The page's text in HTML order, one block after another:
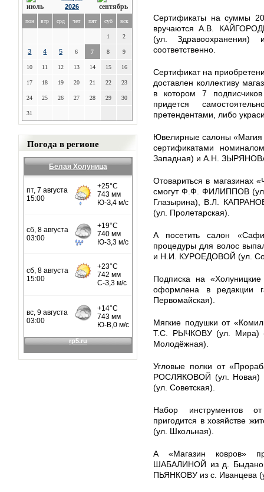
2026
пон втр срд чет пят суб вск
1 2
3 4 5 6 7 8 9
10 11 12 13 14 15 16
17 18 19 20 21 22 23
24 25 26 27 28 29 30
31
Погода в регионе
Белая Холуница
Сертификаты на суммы
вручаются А.В.
(ул.
соответственно.
Сертификат на
доставлен коллективу
в котором 7
придется
претендентами, либо
Ювелирные салоны «Магия
сертификатами
Западная) и А.Н. ЗЫРЯНОВА
Отовариться в
смогут Ф.Ф. ФИЛИППОВ
Глазырина), В.Л.
(ул. Пролетарская).
А посетить салон
процедуры для волос
и Н.И. КУРОЕДОВОЙ (ул.
Подписка на
оформлена в редакции
Первомайская).
Мягкие подушки от
Т.С. РЫЧКОВУ (ул. Мира)
Молодёжная).
Угловые полки от
РОСЛЯКОВОЙ (ул.
(ул. Советская).
Набор инструментов
пригодится в хозяйстве
(ул. Школьная).
А «Магазин ковров»
ШАБАЛИНОЙ из д.
ПЬЯНКОВУ из с. Иванцева